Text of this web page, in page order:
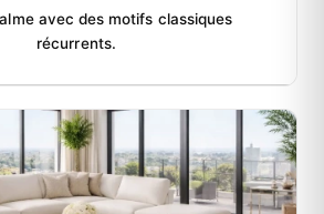
avec des motifs classiques
récurrents.